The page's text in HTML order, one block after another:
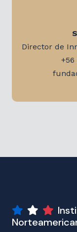
Director de
+56